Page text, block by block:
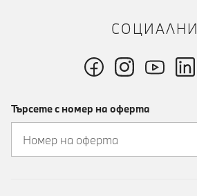
СОЦИАЛНИ
Търсете с номер на оферта